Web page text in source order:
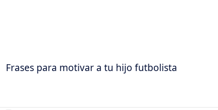
Frases para motivar a tu hijo futbolista